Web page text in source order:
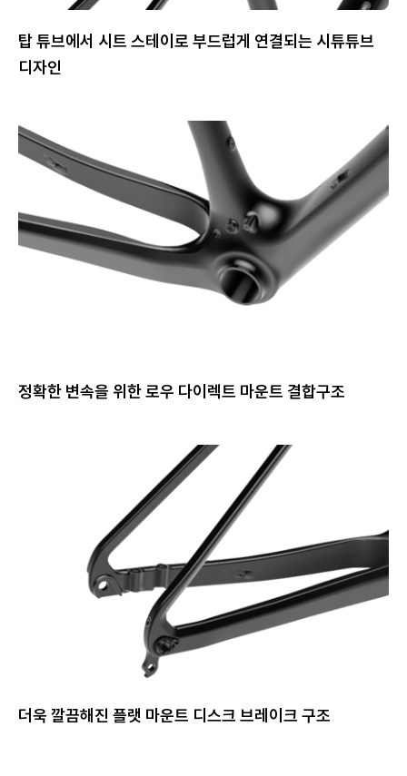
탑 튜브에서 시트 스테이로 부드럽게 연결되는 시튜튜브
디자인
정확한 변속을 위한 로우 다이렉트 마운트 결합구조
더욱 깔끔해진 플랫 마운트 디스크 브레이크 구조